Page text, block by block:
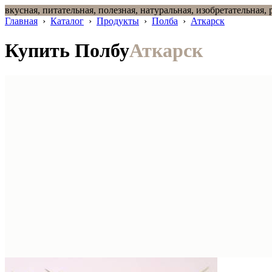
вкусная, питательная, полезная, натуральная, изобретательная,
Главная › Каталог › Продукты › Полба › Аткарск
Купить ПолбуАткарск